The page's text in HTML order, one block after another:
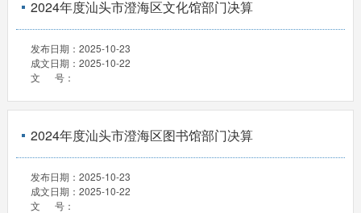
2024年度汕头市澄海区文化馆部门决算
发布日期： 2025-10-23
成文日期： 2025-10-22
文 号：
2024年度汕头市澄海区图书馆部门决算
发布日期： 2025-10-23
成文日期： 2025-10-22
文 号：